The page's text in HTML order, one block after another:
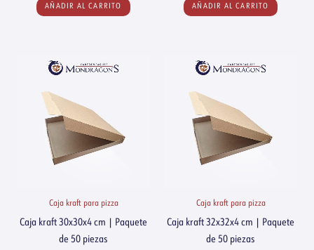
AÑADIR AL CARRITO AÑADIR AL CARRITO
Caja kraft para pizza
Caja kraft 30x30x4 cm | Paquete
de 50 piezas
Caja kraft para pizza
Caja kraft 32x32x4 cm | Paquete
de 50 piezas